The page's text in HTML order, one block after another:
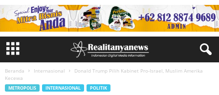
Beranda Internasional
Donald Trump Pilih Kabinet Pro-Israel, Muslim Amerika
Kecewa
METROPOLIS INTERNASIONAL POLITIK